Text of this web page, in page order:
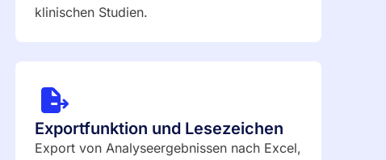
klinischen Studien.
Exportfunktion und Lesezeichen
Export von Analyseergebnissen nach Excel,